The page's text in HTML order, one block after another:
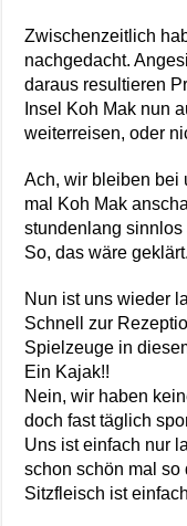
Zwischenzeitlich
nachgedacht.
daraus resultieren
Insel Koh Mak nun
weiterreisen, oder
Ach, wir bleiben bei
mal Koh Mak
stundenlang sinnlos
So, das wäre geklärt.
Nun ist uns wieder
Schnell zur
Spielzeuge in
Ein Kajak!!
Nein, wir haben
doch fast täglich
Uns ist einfach nur
schon schön mal
Sitzfleisch ist